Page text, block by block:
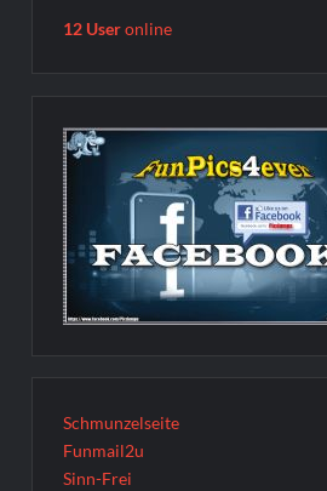
12 Useronline
Schmunzelseite
Funmail2u
Sinn-Frei